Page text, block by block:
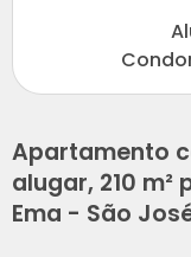
Apartamento
alugar, 210 m²
Ema - São